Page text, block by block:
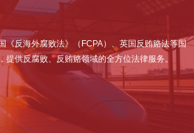
《反海外腐败法》（FCPA）、英国反贿赂法等国
提供反腐败、反贿赂领域的全方位法律服务。